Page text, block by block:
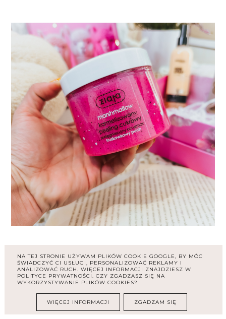
Być moje jestem jedną z nielicznych osób na
świecie, ale nienawidzę pianek Marshmallow
od dziecka, ich zapach też mnie odrzuca,
dlatego, choć jestem przekonana, że ten
peeling jest dobrym produktem, jestem
zmuszona oddać go w inne dobre ręce.
NA TEJ STRONIE UŻYWAM PLIKÓW COOKIE GOOGLE, BY MÓC
ŚWIADCZYĆ CI USŁUGI, PERSONALIZOWAĆ REKLAMY I
ANALIZOWAĆ RUCH. WIĘCEJ INFORMACJI ZNAJDZIESZ W
POLITYCE PRYWATNOŚCI. CZY ZGADZASZ SIĘ NA
WYKORZYSTYWANIE PLIKÓW COOKIES?
WIĘCEJ INFORMACJI ZGADZAM SIĘ